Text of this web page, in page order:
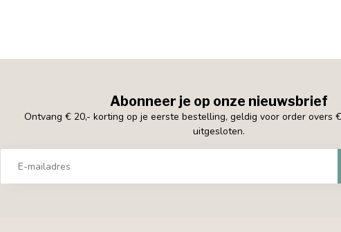
Abonneer je op onze nieuwsbrief
Ontvang € 20,- korting op je eerste bestelling, geldig voor order overs
uitgesloten.